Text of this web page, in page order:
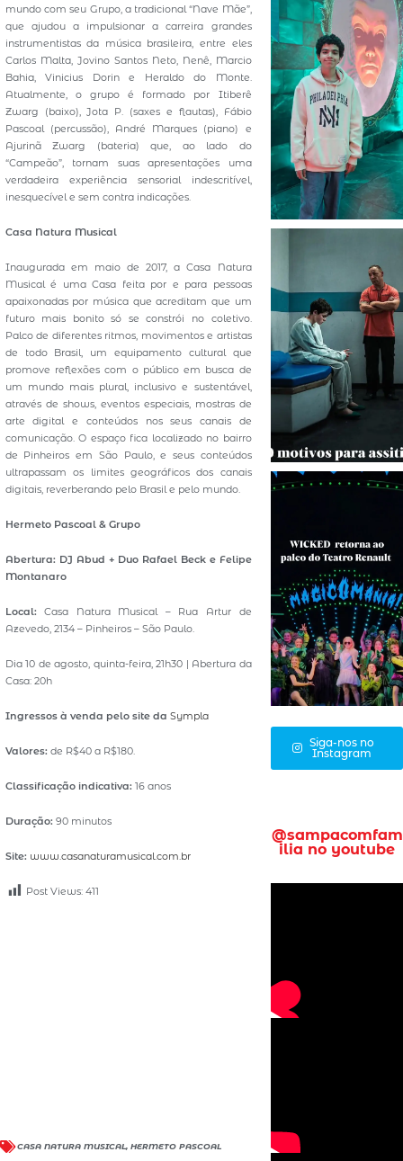
mundo com seu Grupo, a tradicional “Nave Mãe”,
que ajudou a impulsionar a carreira grandes
instrumentistas da música brasileira, entre eles
Carlos Malta, Jovino Santos Neto, Nenê, Marcio
Bahia, Vinicius Dorin e Heraldo do Monte.
Atualmente, o grupo é formado por Itiberê
Zwarg (baixo), Jota P. (saxes e flautas), Fábio
Pascoal (percussão), André Marques (piano) e
Ajurinã Zwarg (bateria) que, ao lado do
“Campeão”, tornam suas apresentações uma
verdadeira experiência sensorial indescritível,
inesquecível e sem contra indicações.
Casa Natura Musical
Inaugurada em maio de 2017, a Casa Natura
Musical é uma Casa feita por e para pessoas
apaixonadas por música que acreditam que um
futuro mais bonito só se constrói no coletivo.
Palco de diferentes ritmos, movimentos e artistas
de todo Brasil, um equipamento cultural que
promove reflexões com o público em busca de
um mundo mais plural, inclusivo e sustentável,
através de shows, eventos especiais, mostras de
arte digital e conteúdos nos seus canais de
comunicação. O espaço fica localizado no bairro
de Pinheiros em São Paulo, e seus conteúdos
ultrapassam os limites geográficos dos canais
digitais, reverberando pelo Brasil e pelo mundo.
Hermeto Pascoal & Grupo
Abertura: DJ Abud + Duo Rafael Beck e Felipe
Montanaro
Local: Casa Natura Musical – Rua Artur de
Azevedo, 2134 – Pinheiros – São Paulo.
Dia 10 de agosto, quinta-feira, 21h30 | Abertura da
Casa: 20h
Ingressos à venda pelo site da Sympla
Valores: de R$40 a R$180.
Classificação indicativa: 16 anos
Duração: 90 minutos
Site: www.casanaturamusical.com.br
Post Views: 411
CASA NATURA MUSICAL, HERMETO PASCOAL
Siga-nos no
Instagram
@sampacomfam
ilia no youtube